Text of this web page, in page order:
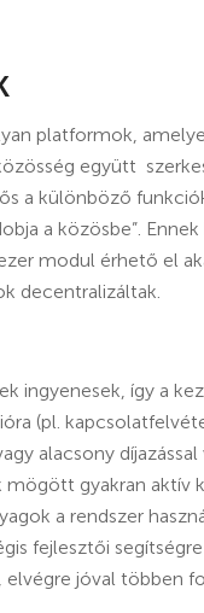
platformok,
együtt
a különböző
a közösbe”.
modul érhető el
decentralizáltak.
ingyenesek, így a
(pl.
alacsony
mögött gyakran aktív
a rendszer
fejlesztői
jóval többen